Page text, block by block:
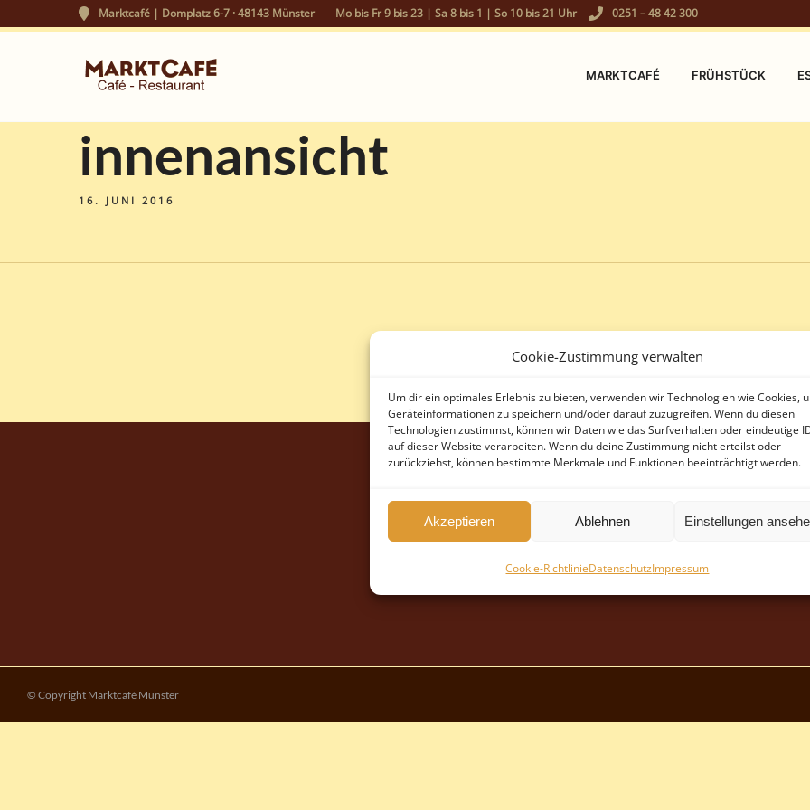
Cookie-Zustimmung verwalten
Um dir ein optimales Erlebnis zu bieten, verwenden wir Technologien wie Cookies,
Geräteinformationen zu speichern und/oder darauf zuzugreifen. Wenn du diesen
Technologien zustimmst, können wir Daten wie das Surfverhalten oder eindeutige
auf dieser Website verarbeiten. Wenn du deine Zustimmung nicht erteilst oder
zurückziehst, können bestimmte Merkmale und Funktionen beeinträchtigt werden.
Akzeptieren Ablehnen Einstellungen
Cookie-RichtlinieDatenschutzImpressum
Marktcafé | Domplatz 6-7 · 48143 Münster Mo bis Fr 9 bis 23 | Sa 8 bis 1 | So 10 bis 21 Uhr 0251 – 48 42 300
MARKTCAFÉ FRÜHSTÜCK
innenansicht
16. JUNI 2016
© Copyright Marktcafé Münster